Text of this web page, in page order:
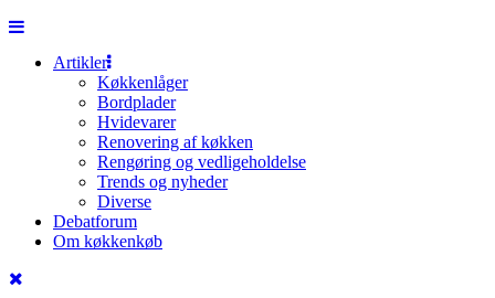
Artikler
Køkkenlåger
Bordplader
Hvidevarer
Renovering af køkken
Rengøring og vedligeholdelse
Trends og nyheder
Diverse
Debatforum
Om køkkenkøb